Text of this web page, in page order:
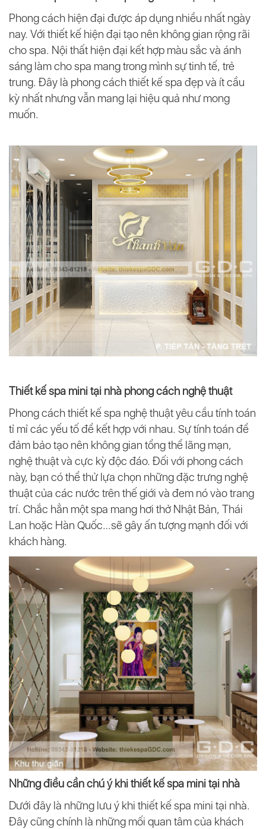
Phong cách hiện đại được áp dụng nhiều nhất ngày
nay. Với thiết kế hiện đại tạo nên không gian rộng rãi
cho spa. Nội thất hiện đại kết hợp màu sắc và ánh
sáng làm cho spa mang trong mình sự tinh tế, trẻ
trung. Đây là phong cách thiết kế spa đẹp và ít cầu
kỳ nhất nhưng vẫn mang lại hiệu quả như mong
muốn.
Thiết kế spa mini tại nhà phong cách nghệ thuật
Phong cách thiết kế spa nghệ thuật yêu cầu tính toán
tỉ mỉ các yếu tố để kết hợp với nhau. Sự tính toán để
đảm bảo tạo nên không gian tổng thể lãng mạn,
nghệ thuật và cực kỳ độc đáo. Đối với phong cách
này, bạn có thể thử lựa chọn những đặc trưng nghệ
thuật của các nước trên thế giới và đem nó vào trang
trí. Chắc hẳn một spa mang hơi thở Nhật Bản, Thái
Lan hoặc Hàn Quốc…sẽ gây ấn tượng mạnh đối với
khách hàng.
Những điều cần chú ý khi thiết kế spa mini tại nhà
Dưới đây là những lưu ý khi thiết kế spa mini tại nhà.
Đây cũng chính là những mối quan tâm của khách